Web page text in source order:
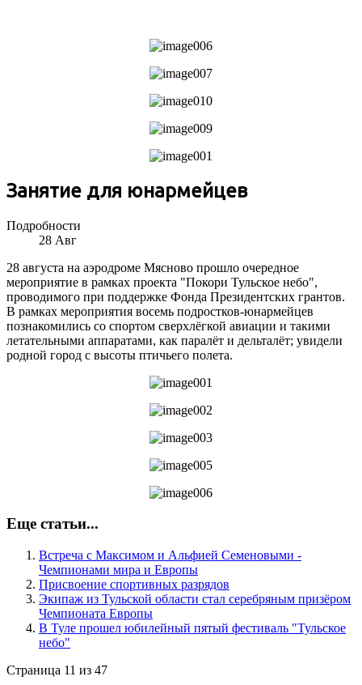
Занятие для юнармейцев
Подробности
28 Авг
28 августа на аэродроме Мясново прошло очередное
мероприятие в рамках проекта "Покори Тульское небо",
проводимого при поддержке Фонда Президентских грантов.
В рамках мероприятия восемь подростков-юнармейцев
познакомились со спортом сверхлёгкой авиации и такими
летательными аппаратами, как паралёт и дельталёт; увидели
родной город с высоты птичьего полета.
Еще статьи...
Встреча с Максимом и Альфией Семеновыми -
Чемпионами мира и Европы
Присвоение спортивных разрядов
Экипаж из Тульской области стал серебряным призёром
Чемпионата Европы
В Туле прошел юбилейный пятый фестиваль "Тульское
небо"
Страница 11 из 47